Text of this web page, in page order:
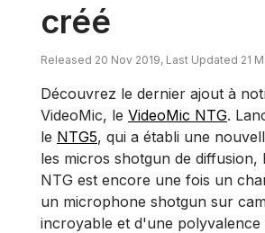
créé
Released 20 Nov 2019, Last Updated 21
Découvrez le dernier ajout à
VideoMic, le VideoMic NTG.
le NTG5, qui a établi une
les micros shotgun de diffusion,
NTG est encore une fois un
un microphone shotgun sur
incroyable et d'une polyvalence